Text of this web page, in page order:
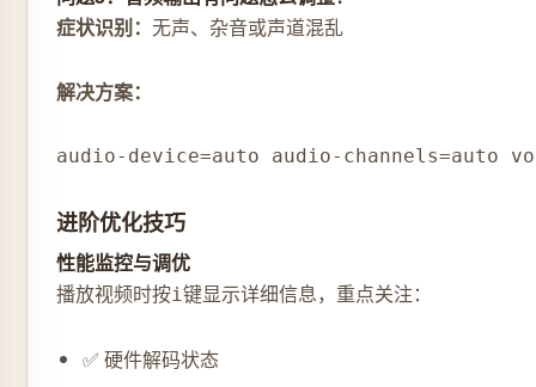
症状识别： 无声、杂音或声道混乱
解决方案：
audio-device=auto audio-channels=auto
进阶优化技巧
性能监控与调优
播放视频时按i键显示详细信息，重点关注：
✅ 硬件解码状态